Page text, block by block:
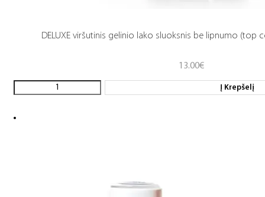
DELUXE viršutinis gelinio lako sluoksnis be lipnumo (top
13.00€
Į Krepšelį